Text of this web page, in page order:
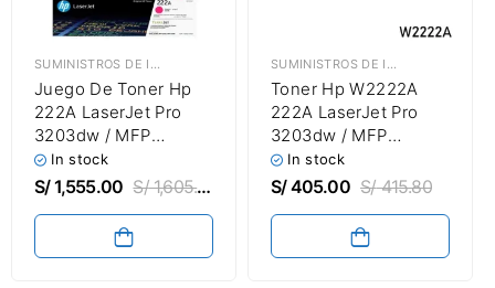
SUMINISTROS DE IMPRESIÓN TÓNER HP
Juego De Toner Hp
222A LaserJet Pro
3203dw / MFP
3303fdw Black Cyan
Magenta Amarillo
In stock
S/1,555.00 S/1,605.00
SUMINISTROS DE IMPRESIÓN
Toner Hp W2222A
222A LaserJet Pro
3203dw / MFP
3303fdw Amarillo
1,200 Páginas
In stock
S/405.00 S/415.80